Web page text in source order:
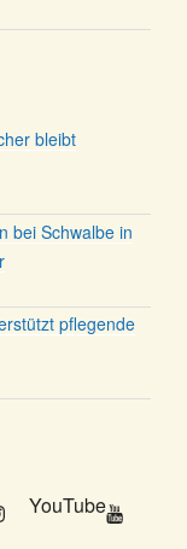
bleibt
bei Schwalbe in
pflegende
YouTube